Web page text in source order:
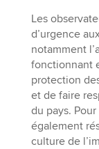
Les
d’urgence
notamment
fonctionnant
protection
et de faire
du pays.
également
culture de